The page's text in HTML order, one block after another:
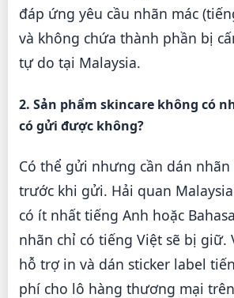
đáp ứng yêu cầu nhãn mác
và không chứa thành phần bị
tự do tại Malaysia.
2. Sản phẩm skincare không có
có gửi được không?
Có thể gửi nhưng cần dán
trước khi gửi. Hải quan
có ít nhất tiếng Anh hoặc
nhãn chỉ có tiếng Việt sẽ bị giữ.
hỗ trợ in và dán sticker label
phí cho lô hàng thương mại